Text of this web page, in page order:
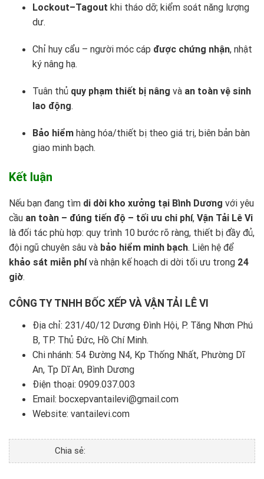
Lockout–Tagout khi tháo dỡ; kiểm soát năng lượng
dư.
Chỉ huy cẩu – người móc cáp được chứng nhận, nhật
ký nâng hạ.
Tuân thủ quy phạm thiết bị nâng và an toàn vệ sinh
lao động.
Bảo hiểm hàng hóa/thiết bị theo giá trị, biên bản bàn
giao minh bạch.
Kết luận
Nếu bạn đang tìm di dời kho xưởng tại Bình Dương với yêu
cầu an toàn – đúng tiến độ – tối ưu chi phí, Vận Tải Lê Vi
là đối tác phù hợp: quy trình 10 bước rõ ràng, thiết bị đầy đủ,
đội ngũ chuyên sâu và bảo hiểm minh bạch. Liên hệ để
khảo sát miễn phívà nhận kế hoạch di dời tối ưu trong 24
giờ.
CÔNG TY TNHH BỐC XẾP VÀ VẬN TẢI LÊ VI
Địa chỉ: 231/40/12 Dương Đình Hội, P. Tăng Nhơn Phú
B, TP. Thủ Đức, Hồ Chí Minh.
Chi nhánh: 54 Đường N4, Kp Thống Nhất, Phường Dĩ
An, Tp Dĩ An, Bình Dương
Điện thoại: 0909.037.003
Email: bocxepvantailevi@gmail.com
Website: vantailevi.com
Chia sẻ: